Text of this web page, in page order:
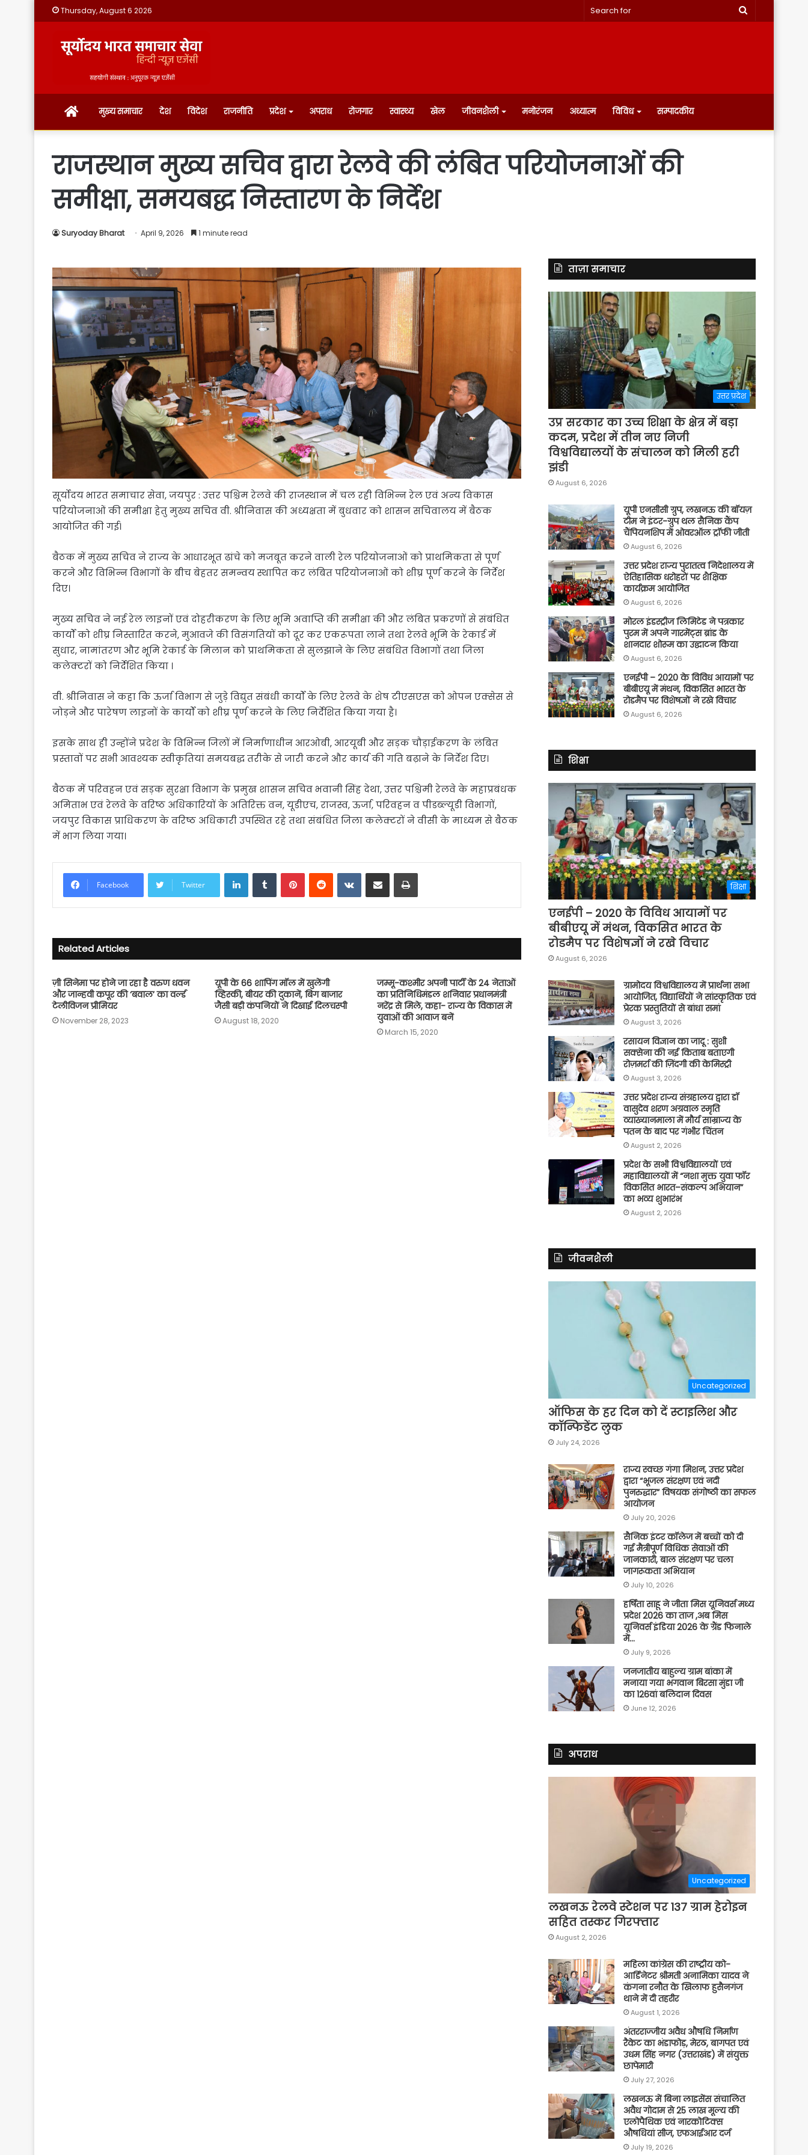
Thursday, August 6 2026
Search
होम मुख्य समाचार देश विदेश राजनीति प्रदेश अपराध रोजगार स्वास्थ्य खेल जीवनशैली मनोरंजन अध्यात्म विविध सम्पादकीय
राजस्थान मुख्य सचिव द्वारा रेलवे की लंबित परियोजनाओं की
समीक्षा, समयबद्ध निस्तारण के निर्देश
Suryoday Bharat April 9, 2026 1 minute read
सूर्योदय भारत समाचार सेवा, जयपुर : उत्तर पश्चिम रेलवे की राजस्थान में चल रही विभिन्न रेल एवं अन्य विकास
परियोजनाओं की समीक्षा हेतु मुख्य सचिव वी. श्रीनिवास की अध्यक्षता में बुधवार को शासन सचिवालय में बैठक
आयोजित की गई।
बैठक में मुख्य सचिव ने राज्य के आधारभूत ढांचे को मजबूत करने वाली रेल परियोजनाओं को प्राथमिकता से पूर्ण
करने और विभिन्न विभागों के बीच बेहतर समन्वय स्थापित कर लंबित परियोजनाओं को शीघ्र पूर्ण करने के निर्देश
दिए।
मुख्य सचिव ने नई रेल लाइनों एवं दोहरीकरण के लिए भूमि अवाप्ति की समीक्षा की और लंबित प्रकरणों से संबंधित
कार्यों को शीघ्र निस्तारित करने, मुआवजे की विसंगतियों को दूर कर एकरूपता लाने तथा रेलवे भूमि के रेकार्ड में
सुधार, नामांतरण और भूमि रेकार्ड के मिलान को प्राथमिकता से सुलझाने के लिए संबंधित विभागों तथा जिला
कलेक्टरों को निर्देशित किया ।
वी. श्रीनिवास ने कहा कि ऊर्जा विभाग से जुड़े विद्युत संबंधी कार्यों के लिए रेलवे के शेष टीएसएस को ओपन एक्सेस से
जोड़ने और पारेषण लाइनों के कार्यों को शीघ्र पूर्ण करने के लिए निर्देशित किया गया है।
इसके साथ ही उन्होंने प्रदेश के विभिन्न जिलों में निर्माणाधीन आरओबी, आरयूबी और सड़क चौड़ाईकरण के लंबित
प्रस्तावों पर सभी आवश्यक स्वीकृतियां समयबद्ध तरीके से जारी करने और कार्य की गति बढ़ाने के निर्देश दिए।
बैठक में परिवहन एवं सड़क सुरक्षा विभाग के प्रमुख शासन सचिव भवानी सिंह देथा, उत्तर पश्चिमी रेलवे के महाप्रबंधक
अमिताभ एवं रेलवे के वरिष्ठ अधिकारियों के अतिरिक्त वन, यूडीएच, राजस्व, ऊर्जा, परिवहन व पीडब्ल्यूडी विभागों,
जयपुर विकास प्राधिकरण के वरिष्ठ अधिकारी उपस्थित रहे तथा संबंधित जिला कलेक्टरों ने वीसी के माध्यम से बैठक
में भाग लिया गया।
Facebook Twitter
LinkedInTumblrPinterestReddit VKontakte
Share via Email Print
Related Articles
ज़ी सिनेमा पर होने जा रहा है वरुण धवन
और जान्हवी कपूर की ‘बवाल’ का वर्ल्ड
टेलीविजन प्रीमियर
November 28, 2023
यूपी के 66 शापिंग मॉल में खुलेंगी
व्हिस्की, बीयर की दुकानें, बिग बाजार
जैसी बड़ी कंपनियों ने दिखाई दिलचस्पी
August 18, 2020
जम्मू-कश्मीर अपनी पार्टी के 24 नेताओं
का प्रतिनिधिमंडल शनिवार प्रधानमंत्री
नरेंद्र से मिले, कहा- राज्य के विकास में
युवाओं की आवाज बनें
March 15, 2020
ताज़ा समाचार
उत्तर प्रदेश
उप्र सरकार का उच्च शिक्षा के क्षेत्र में बड़ा
कदम, प्रदेश में तीन नए निजी
विश्वविद्यालयों के संचालन को मिली हरी
झंडी
August 6, 2026
यूपी एनसीसी ग्रुप, लखनऊ की बॉयज़
टीम ने इंटर-ग्रुप थल सैनिक कैंप
चैंपियनशिप में ओवरऑल ट्रॉफी जीती
August 6, 2026
उत्तर प्रदेश राज्य पुरातत्व निदेशालय में
ऐतिहासिक धरोहरों पर शैक्षिक
कार्यक्रम आयोजित
August 6, 2026
मोरल इंडस्ट्रीज लिमिटेड ने पत्रकार
पुरम में अपने गारमेंट्स ब्रांड के
शानदार शोरूम का उद्घाटन किया
August 6, 2026
एनईपी – 2020 के विविध आयामों पर
बीबीएयू में मंथन, विकसित भारत के
रोडमैप पर विशेषज्ञों ने रखे विचार
August 6, 2026
शिक्षा
शिक्षा
एनईपी – 2020 के विविध आयामों पर
बीबीएयू में मंथन, विकसित भारत के
रोडमैप पर विशेषज्ञों ने रखे विचार
August 6, 2026
ग्रामोदय विश्वविद्यालय में प्रार्थना सभा
आयोजित, विद्यार्थियों ने सांस्कृतिक एवं
प्रेरक प्रस्तुतियों से बांधा समां
August 3, 2026
रसायन विज्ञान का जादू : सुशी
सक्सेना की नई किताब बताएगी
रोज़मर्रा की ज़िंदगी की केमिस्ट्री
August 3, 2026
उत्तर प्रदेश राज्य संग्रहालय द्वारा डॉ
वासुदेव शरण अग्रवाल स्मृति
व्याख्यानमाला में मौर्य साम्राज्य के
पतन के बाद पर गंभीर चिंतन
August 2, 2026
प्रदेश के सभी विश्वविद्यालयों एवं
महाविद्यालयों में “नशा मुक्त युवा फॉर
विकसित भारत–संकल्प अभियान”
का भव्य शुभारंभ
August 2, 2026
जीवनशैली
Uncategorized
ऑफिस के हर दिन को दें स्टाइलिश और
कॉन्फिडेंट लुक
July 24, 2026
राज्य स्वच्छ गंगा मिशन, उत्तर प्रदेश
द्वारा “भूजल संरक्षण एवं नदी
पुनरुद्धार” विषयक संगोष्ठी का सफल
आयोजन
July 20, 2026
सैनिक इंटर कॉलेज में बच्चों को दी
गई मैत्रीपूर्ण विधिक सेवाओं की
जानकारी, बाल संरक्षण पर चला
जागरूकता अभियान
July 10, 2026
हर्षिता साहू ने जीता मिस यूनिवर्स मध्य
प्रदेश 2026 का ताज ,अब मिस
यूनिवर्स इंडिया 2026 के ग्रैंड फिनाले
में…
July 9, 2026
जनजातीय बाहुल्य ग्राम बांका में
मनाया गया भगवान बिरसा मुंडा जी
का 126वां बलिदान दिवस
June 12, 2026
अपराध
Uncategorized
लखनऊ रेलवे स्टेशन पर 137 ग्राम हेरोइन
सहित तस्कर गिरफ्तार
August 2, 2026
महिला कांग्रेस की राष्ट्रीय को-
आर्डिनेटर श्रीमती अनामिका यादव ने
कंगना रनौत के खिलाफ हुसैनगंज
थाने में दी तहरीर
August 1, 2026
अंतरराज्जीय अवैध औषधि निर्माण
रैकेट का भंडाफोड़, मेरठ, बागपत एवं
उधम सिंह नगर (उत्तराखंड) में संयुक्त
छापेमारी
July 27, 2026
लखनऊ में बिना लाइसेंस संचालित
अवैध गोदाम से 25 लाख मूल्य की
एलोपैथिक एवं नारकोटिक्स
औषधियां सीज, एफआईआर दर्ज
July 19, 2026